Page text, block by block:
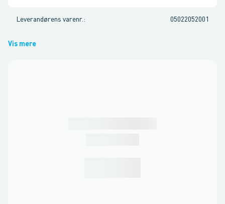
Leverandørens varenr. : 05022052001
Vis mere